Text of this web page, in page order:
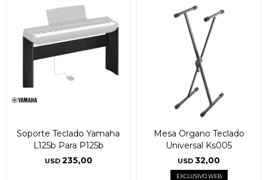
Soporte Teclado Yamaha
L125b Para P125b
USD 235,00
Mesa Organo Teclado
Universal Ks005
USD 32,00
EXCLUSIVO WEB